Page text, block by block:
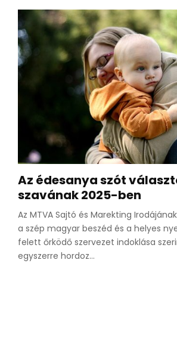
Az édesanya szót
szavának 2025-ben
Az MTVA Sajtó és Marekting
a szép magyar beszéd és a helyes
felett őrködő szervezet indoklása
egyszerre hordoz...